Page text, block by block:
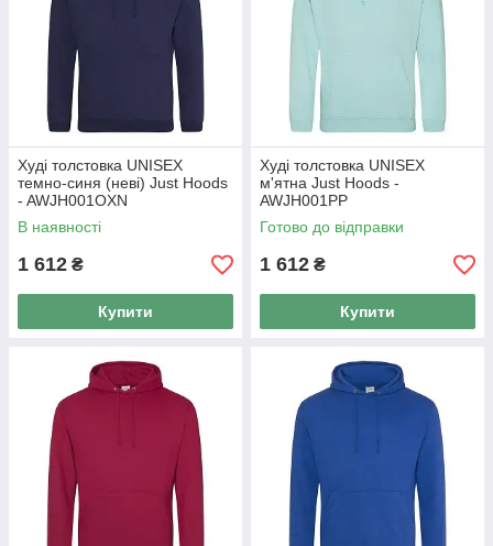
Худі толстовка UNISEX
темно-синя (неві) Just Hoods
- AWJH001OXN
В наявності
1 612 ₴
Купити
Худі толстовка UNISEX
м'ятна Just Hoods -
AWJH001PP
Готово до відправки
1 612 ₴
Купити